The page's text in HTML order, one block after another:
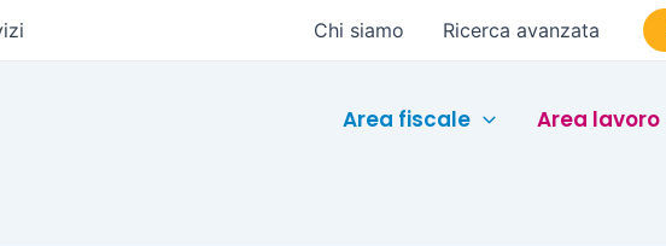
Chi siamo Ricerca avanzata
Area fiscale Area lavoro